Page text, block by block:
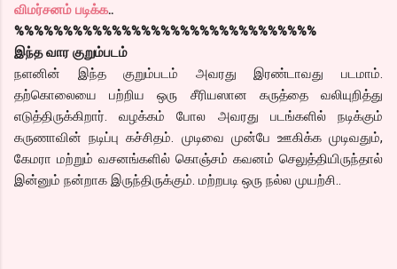
விமர்சனம் படிக்க..
%%%%%%%%%%%%%%%%%%%%%%%%%%%%%%%
இந்த வார குறும்படம்
நளனின் இந்த குறும்படம் அவரது இரண்டாவது படமாம்.
தற்கொலையை பற்றிய ஒரு சீரியஸான கருத்தை வலியுறித்து
எடுத்திருக்கிறார். வழக்கம் போல அவரது படங்களில் நடிக்கும்
கருணாவின் நடிப்பு கச்சிதம். முடிவை முன்பே ஊகிக்க முடிவதும்,
கேமரா மற்றும் வசனங்களில் கொஞ்சம் கவனம் செலுத்தியிருந்தால்
இன்னும் நன்றாக இருந்திருக்கும். மற்றபடி ஒரு நல்ல முயற்சி..